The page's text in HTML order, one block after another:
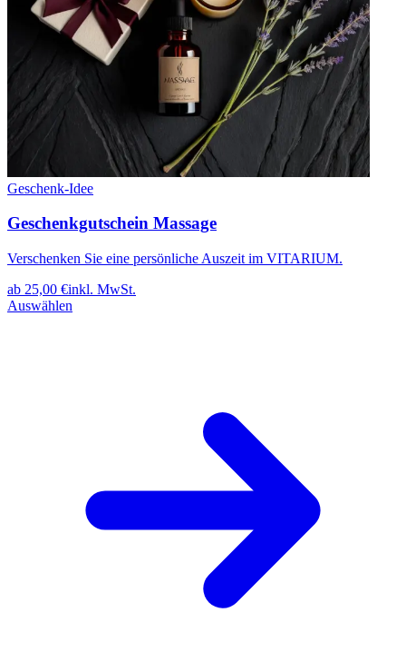
Geschenk-Idee
Geschenkgutschein Massage
Verschenken Sie eine persönliche Auszeit im VITARIUM.
ab 25,00 €inkl. MwSt.
Auswählen